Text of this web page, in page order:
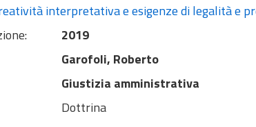
interpretativa e esigenze di legalità e
2019
Garofoli, Roberto
Giustizia amministrativa
Dottrina